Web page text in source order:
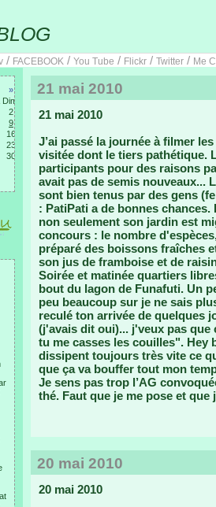
/ FACEBOOK / You Tube / Flickr / Twitter / Me
»
Dim.
2
9
16
23
30
21 mai 2010
21 mai 2010
J’ai passé la journée à filmer
visitée dont le tiers pathétique.
participants pour des raisons
avait pas de semis nouveaux...
sont bien tenus par des gens
: PatiPati a de bonnes
non seulement son jardin est
concours : le nombre
préparé des boissons fraîches
son jus de framboise et de
Soirée et matinée quartiers
bout du lagon de Funafuti. Un
peu beaucoup sur je ne sais
reculé ton arrivée de quelques
(j'avais dit oui)... j'veux pas que
tu me casses les couilles". Hey
dissipent toujours très vite ce
que ça va bouffer tout mon
Je sens pas trop l’AG
thé. Faut que je me pose et
20 mai 2010
20 mai 2010